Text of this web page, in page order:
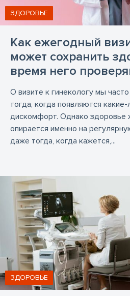
д-р. Страус
д-р..
дерматовенеролог в Риге
диагностика
диетолог
доплерограф
колоноскопия
лаборатория
лечебная
нефрология
оздоровительный центр
отоларинголог
офтальмология
поликлиника
прививка от клещевого
Как ежегодный
может сохранить
время него
ЗДОРОВЬЕ
О визите к гинекологу мы
тогда, когда появляются
дискомфорт. Однако здоровье
опирается именно на
даже тогда, когда кажется,...
ЗДОРОВЬЕ